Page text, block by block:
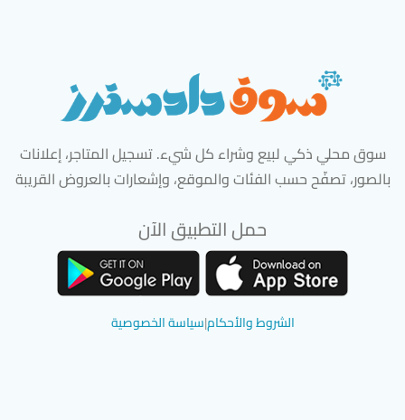
سوق محلي ذكي لبيع وشراء كل شيء. تسجيل المتاجر، إعلانات
بالصور، تصفّح حسب الفئات والموقع، وإشعارات بالعروض القريبة
حمل التطبيق الآن
الشروط والأحكام|سياسة الخصوصية